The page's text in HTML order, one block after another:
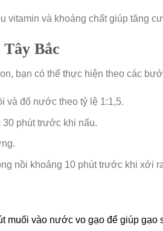
vitamin và khoáng chất giúp tăng
Bắc
bạn có thể thực hiện theo các
và đổ nước theo tỷ lệ 1:1,5.
30 phút trước khi nấu.
nồi khoảng 10 phút trước khi xới
muối vào nước vo gạo để giúp gạo